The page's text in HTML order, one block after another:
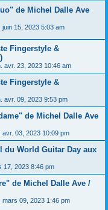
de Michel Dalle Ave
juin 15, 2023 5:03 am
Fingerstyle &
avr. 23, 2023 10:46 am
Fingerstyle &
avr. 09, 2023 9:53 pm
de Michel Dalle Ave
avr. 03, 2023 10:09 pm
du World Guitar Day aux
17, 2023 8:46 pm
de Michel Dalle Ave /
mars 09, 2023 1:46 pm